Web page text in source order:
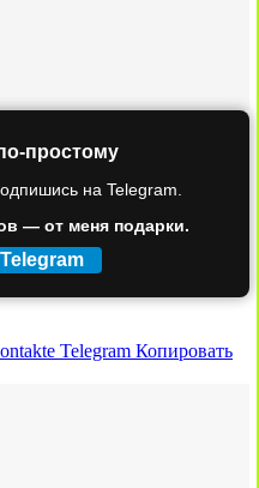
простому
на Telegram.
— от меня подарки.
Telegram Копировать